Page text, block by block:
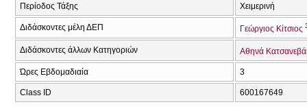
Περίοδος Τάξης Χειμερινή
Διδάσκοντες μέλη ΔΕΠ Γεώργιος Κίτσιος
Διδάσκοντες άλλων Κατηγοριών Αθηνά
Ώρες Εβδομαδιαία 3
Class ID 600167649